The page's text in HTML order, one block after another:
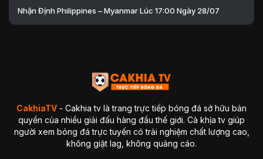
Nhận Định Philippines – Myanmar Lúc 17:00 Ngày 28/07
CakhiaTV - Cakhia tv là trang trực tiếp bóng đá sở hữu bản
quyền của nhiều giải đấu hàng đầu thế giới. Cà khịa tv giúp
người xem bóng đá trực tuyến có trải nghiệm chất lượng cao,
không giật lag, không quảng cáo.